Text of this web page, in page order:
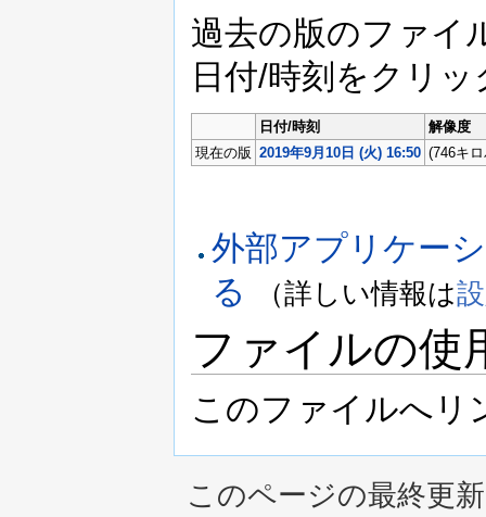
過去の版のファイ
日付/時刻をクリ
日付/時刻
解像度
現在の版 2019年9月10日 (火) 16:50 (746キ
外部アプリケー
る
（詳しい情報は
ファイルの使
このファイルへリ
このページの最終更